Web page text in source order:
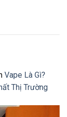
Vape Là Gì?
Thị Trường